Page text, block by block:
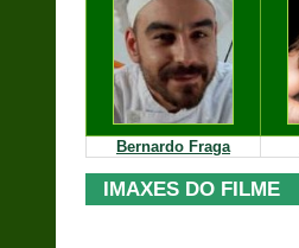
Bernardo Fraga
IMAXES DO FILME